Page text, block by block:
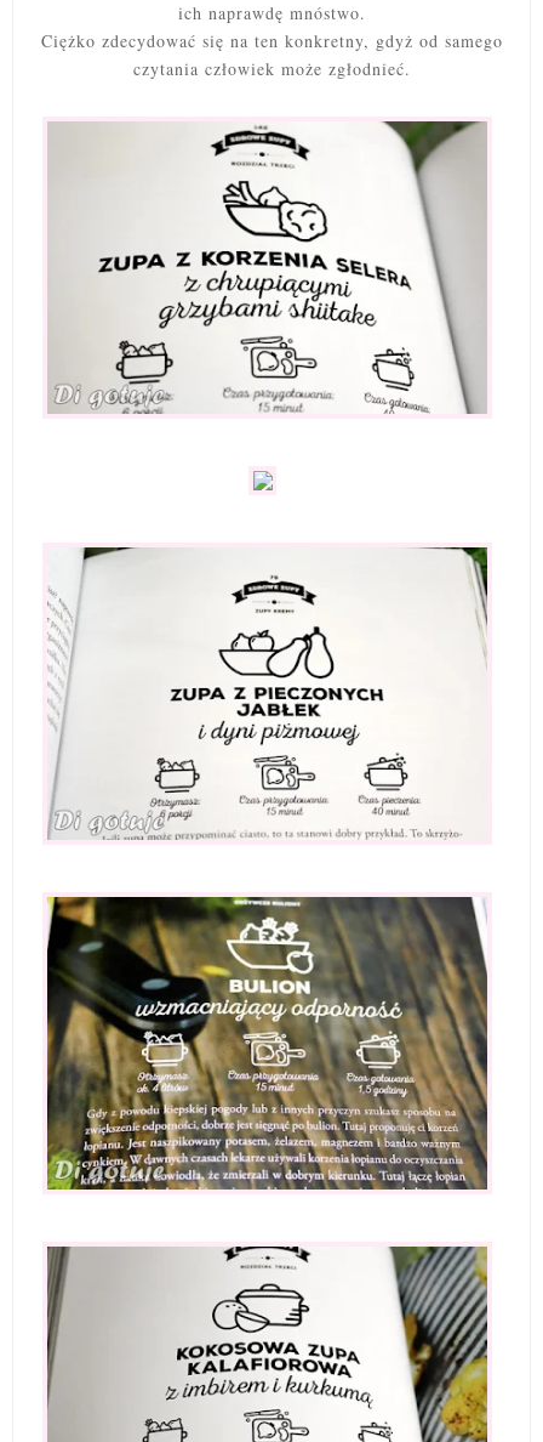
ich naprawdę mnóstwo.
Ciężko zdecydować się na ten konkretny, gdyż od samego
czytania człowiek może zgłodnieć.